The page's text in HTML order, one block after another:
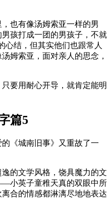
也有像汤姆索亚一样的男
孩打成一团的男孩子，不就
心结，但其实他们也跟常人
姆索亚，面对亲人的思念，
要用耐心开导，就肯定能明
篇5
《城南旧事》又重故了一
逸的文学风格，饶具魔力的文
小英子童稚天真的双眼中所
合的情感都淋漓尽地地表达